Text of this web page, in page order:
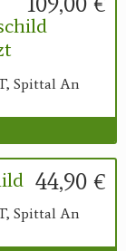
Spittal An
44,90 €
Spittal An